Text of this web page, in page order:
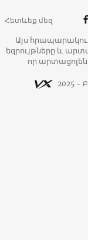
Հետևեք մեզ
Այս
եզրույթները և
որ
2025 -